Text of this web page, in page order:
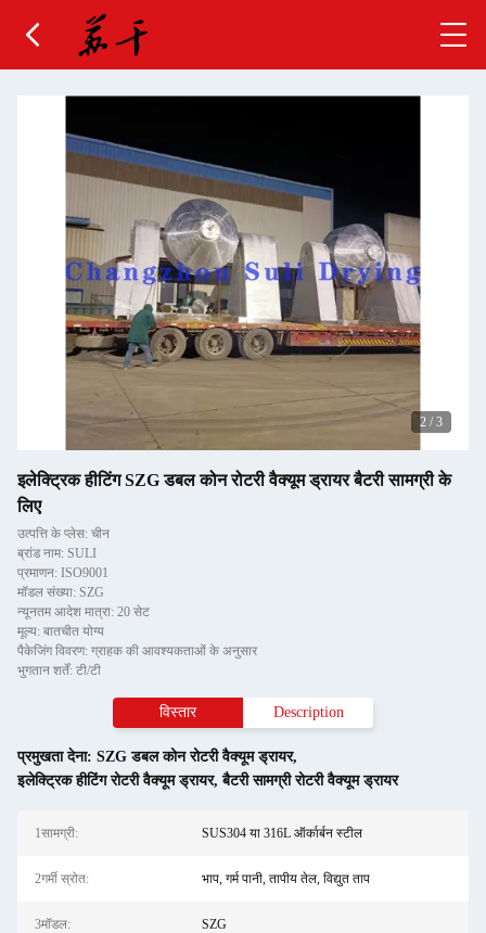
2 / 3
इलेक्ट्रिक हीटिंग SZG डबल कोन रोटरी वैक्यूम ड्रायर बैटरी सामग्री के
लिए
उत्पत्ति के प्लेस: चीन
ब्रांड नाम: SULI
प्रमाणन: ISO9001
मॉडल संख्या: SZG
न्यूनतम आदेश मात्रा: 20 सेट
मूल्य: बातचीत योग्य
पैकेजिंग विवरण: ग्राहक की आवश्यकताओं के अनुसार
भुगतान शर्तें: टी/टी
विस्तार Description
प्रमुखता देना: SZG डबल कोन रोटरी वैक्यूम ड्रायर,
इलेक्ट्रिक हीटिंग रोटरी वैक्यूम ड्रायर,बैटरी सामग्री रोटरी वैक्यूम ड्रायर
1सामग्री: SUS304 या 316L ऑर्कार्बन स्टील
2गर्मी स्रोत: भाप, गर्म पानी, तापीय तेल, विद्युत ताप
3मॉडल: SZG